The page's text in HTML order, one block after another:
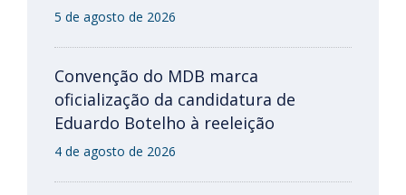
5 de agosto de 2026
Convenção do MDB marca
oficialização da candidatura de
Eduardo Botelho à reeleição
4 de agosto de 2026